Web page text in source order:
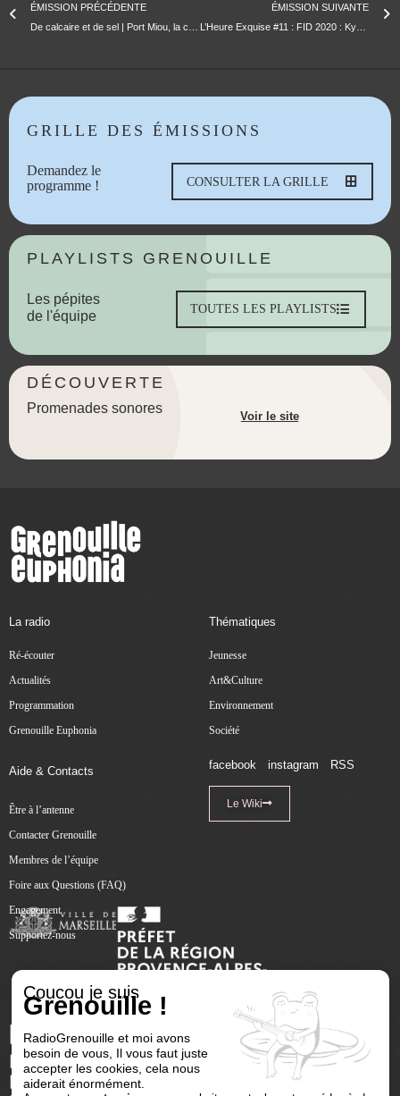
ÉMISSION PRÉCÉDENTE
ÉMISSION SUIVANTE
L’Heure Exquise #11 : FID 2020 : Kyé Simon Luang / Régis Sauder / Maéva Ranaïvojaona & Georg Tiller
GRILLE DES ÉMISSIONS
Demandez le
programme !
CONSULTER LA GRILLE
PLAYLISTS GRENOUILLE
Les pépites
de l'équipe
TOUTES LES PLAYLISTS
DÉCOUVERTE
Promenades sonores
Voir le site
La radio
Ré-écouter
Actualités
Programmation
Grenouille Euphonia
Thématiques
Jeunesse
Art&Culture
Environnement
Société
Aide & Contacts
Être à l’antenne
Contacter Grenouille
Membres de l’équipe
Foire aux Questions (FAQ)
Engagement
Supportez-nous
facebook instagram RSS
Le Wiki
Coucou je suis
Grenouille !
RadioGrenouille et moi avons
besoin de vous, Il vous faut juste
accepter les cookies, cela nous
aiderait énormément.